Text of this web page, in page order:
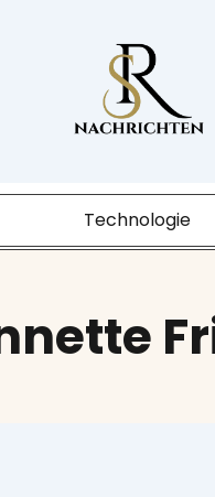
Technologie